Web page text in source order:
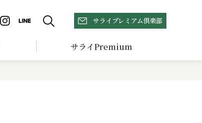
サライプレミアム倶楽部
サライPremium